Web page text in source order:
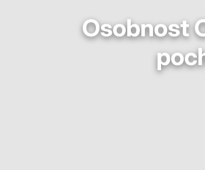
Osobnost